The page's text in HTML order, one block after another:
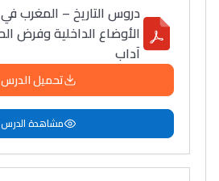
باش تقدر تساعد الناس
يلقاو التوازن من الدّاخل
ومن الخارج، بشرى
أمسكين بنات مسارها
خطوة بخطوة - مترجم
القراية و الخدمة فمجال
تقويم البصر مع المختصّة
آداب
تحميل الدرس
مشاهدة الدرس